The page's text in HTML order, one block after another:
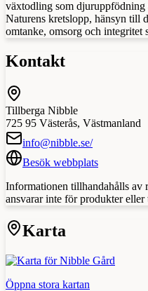
växtodling som djuruppfödning
Naturens kretslopp, hänsyn till
omtanke, omsorg och integritet
Kontakt
Tillberga Nibble
725 95 Västerås, Västmanland
info@nibble.se/
Besök webbplats
Informationen tillhandahålls av
ansvarar inte för produkter eller
Karta
Öppna stora kartan